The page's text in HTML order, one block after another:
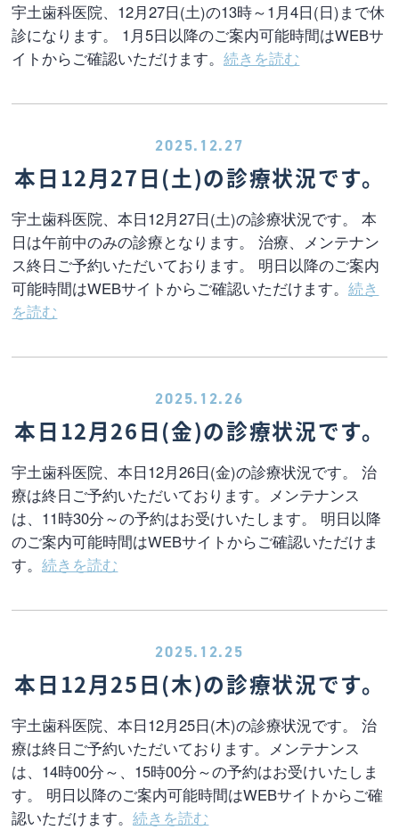
宇土歯科医院、12月27日(土)の13時～1月4日(日)まで休
診になります。 1月5日以降のご案内可能時間はWEBサ
イトからご確認いただけます。続きを読む
2025.12.27
本日12月27日(土)の診療状況です。
宇土歯科医院、本日12月27日(土)の診療状況です。 本
日は午前中のみの診療となります。 治療、メンテナン
ス終日ご予約いただいております。 明日以降のご案内
可能時間はWEBサイトからご確認いただけます。続き
を読む
2025.12.26
本日12月26日(金)の診療状況です。
宇土歯科医院、本日12月26日(金)の診療状況です。 治
療は終日ご予約いただいております。メンテナンス
は、11時30分～の予約はお受けいたします。 明日以降
のご案内可能時間はWEBサイトからご確認いただけま
す。続きを読む
2025.12.25
本日12月25日(木)の診療状況です。
宇土歯科医院、本日12月25日(木)の診療状況です。 治
療は終日ご予約いただいております。メンテナンス
は、14時00分～、15時00分～の予約はお受けいたしま
す。 明日以降のご案内可能時間はWEBサイトからご確
認いただけます。続きを読む